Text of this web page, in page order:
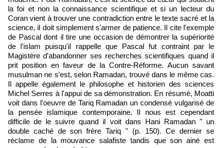
la foi et non la connaissance scientifique et si un lecteur du
Coran vient à trouver une contradiction entre le texte sacré et la
science, il doit simplement s'armer de patience. Il cite l'exemple
de Pascal dont il tire une occasion de démontrer la supériorité
de l'islam puisqu'il rappelle que Pascal fut contraint par le
Magistère d'abandonner ses recherches scientifiques quand il
prit position en faveur de la Contre-Réforme. Aucun savant
musulman ne s'est, selon Ramadan, trouvé dans le même cas.
Il appelle également le philosophe et historien des sciences
Michel Serres à l'appui de sa démonstration. En résumé, Moatti
voit dans l'oeuvre de Tariq Ramadan un condensé vulgarisé de
la pensée islamique contemporaine. Il nous est cependant
difficile de le suivre quand il voit dans Hani Ramadan " un
double caché de son frère Tariq " (p. 150). Ce dernier se
réclame de la mouvance salafiste tandis que son ainé est